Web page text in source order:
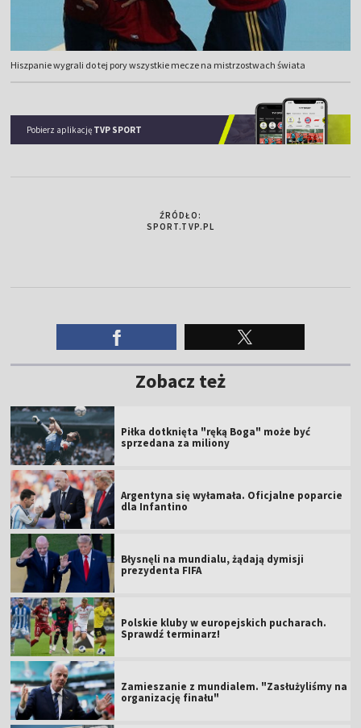
Hiszpanie wygrali do tej pory wszystkie mecze na mistrzostwach świata
Pobierz aplikację TVP SPORT
ŹRÓDŁO:
SPORT.TVP.PL
Zobacz też
Piłka dotknięta "ręką Boga" może być
sprzedana za miliony
Argentyna się wyłamała. Oficjalne poparcie
dla Infantino
Błysnęli na mundialu, żądają dymisji
prezydenta FIFA
Polskie kluby w europejskich pucharach.
Sprawdź terminarz!
Zamieszanie z mundialem. "Zasłużyliśmy na
organizację finału"